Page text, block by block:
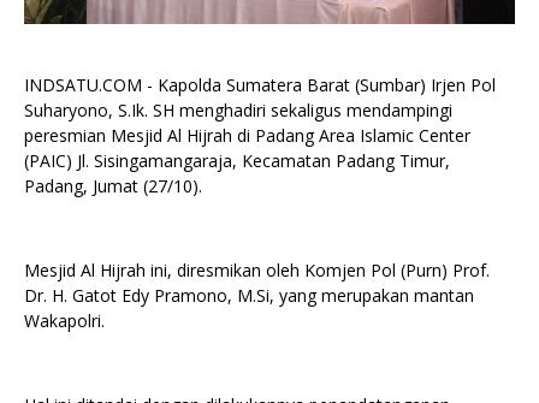
INDSATU.COM - Kapolda Sumatera Barat (Sumbar) Irjen Pol
Suharyono, S.Ik. SH menghadiri sekaligus mendampingi
peresmian Mesjid Al Hijrah di Padang Area Islamic Center
(PAIC) Jl. Sisingamangaraja, Kecamatan Padang Timur,
Padang, Jumat (27/10).
Mesjid Al Hijrah ini, diresmikan oleh Komjen Pol (Purn) Prof.
Dr. H. Gatot Edy Pramono, M.Si, yang merupakan mantan
Wakapolri.